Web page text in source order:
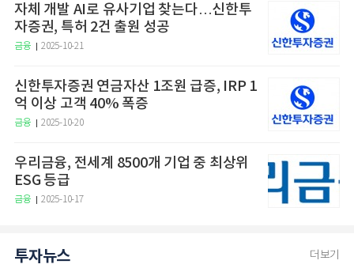
자체 개발 AI로 유사기업 찾는다…신한투
자증권, 특허 2건 출원 성공
금융 2025-10-21
신한투자증권 연금자산 1조원 급증, IRP 1
억 이상 고객 40% 폭증
금융 2025-10-20
우리금융, 전세계 8500개 기업 중 최상위
ESG 등급
금융 2025-10-17
투자뉴스 더보기